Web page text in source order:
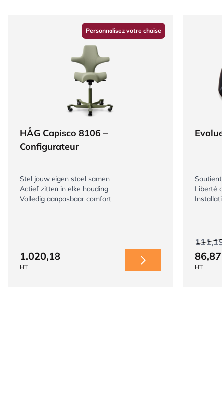
Personnalisez votre chaise
HÅG Capisco 8106 –
Configurateur
Stel jouw eigen stoel samen
Actief zitten in elke houding
Volledig aanpasbaar comfort
1.020,18
HT
Liberté
86,87
HT